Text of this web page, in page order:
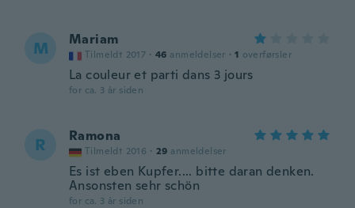
M Mariam
Tilmeldt 2017 · 46 anmeldelser · 1 overførsler
La couleur et parti dans 3 jours
for ca. 3 år siden
R Ramona
Tilmeldt 2016 · 29 anmeldelser
Es ist eben Kupfer.... bitte daran denken.
Ansonsten sehr schön
for ca. 3 år siden